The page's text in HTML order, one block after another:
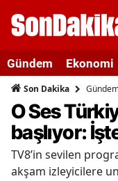
Gündem Ekonomi
Son Dakika
O Ses
başlıyor:
TV8’in sevilen
akşam izleyicilere